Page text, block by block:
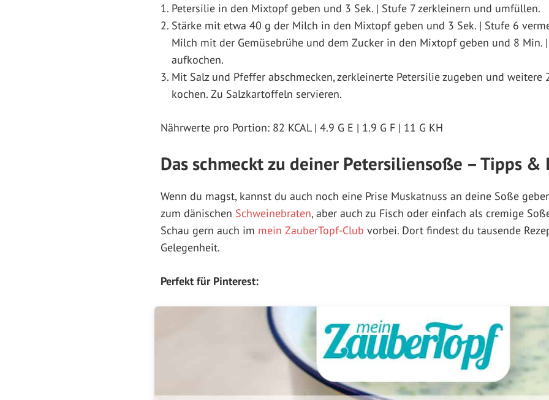
Petersilie in den Mixtopf geben und 3 Sek. | Stufe 7 zerkleinern und umfüllen.
Stärke mit etwa 40 g der Milch in den Mixtopf geben und 3 Sek. | Stufe 6
Milch mit der Gemüsebrühe und dem Zucker in den Mixtopf geben und 8 Min.
aufkochen.
Mit Salz und Pfeffer abschmecken, zerkleinerte Petersilie zugeben und weitere
kochen. Zu Salzkartoffeln servieren.
Nährwerte pro Portion: 82 KCAL | 4.9 G E | 1.9 G F | 11 G KH
Das schmeckt zu deiner Petersiliensoße – Tipps &
Wenn du magst, kannst du auch noch eine Prise Muskatnuss an deine Soße
zum dänischen Schweinebraten, aber auch zu Fisch oder einfach als cremige
Schau gern auch im mein ZauberTopf-Club vorbei. Dort findest du tausende
Gelegenheit.
Perfekt für Pinterest: